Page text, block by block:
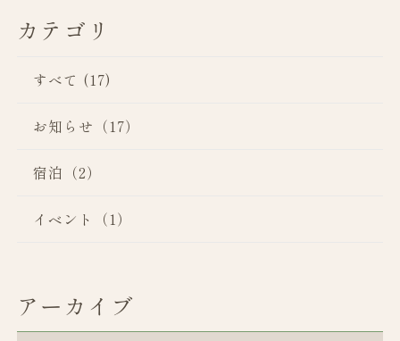
カテゴリ
すべて (17)
お知らせ（17）
宿泊（2）
イベント（1）
アーカイブ